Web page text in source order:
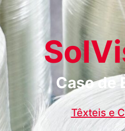
Caso de
Têxteis e